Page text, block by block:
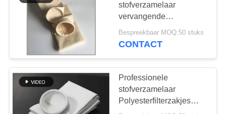
OVER
FABRIEKSREIS
KWALITEITSCONTROLE
stofverzamelaar
vervangende
filterzakken /
cementzakhuis
Bespreekbaar MOQ:50 stuks
CONTACT
Professionele
stofverzamelaar
Polyesterfilterzakjes
Anti-zuur Anti-alkali 450